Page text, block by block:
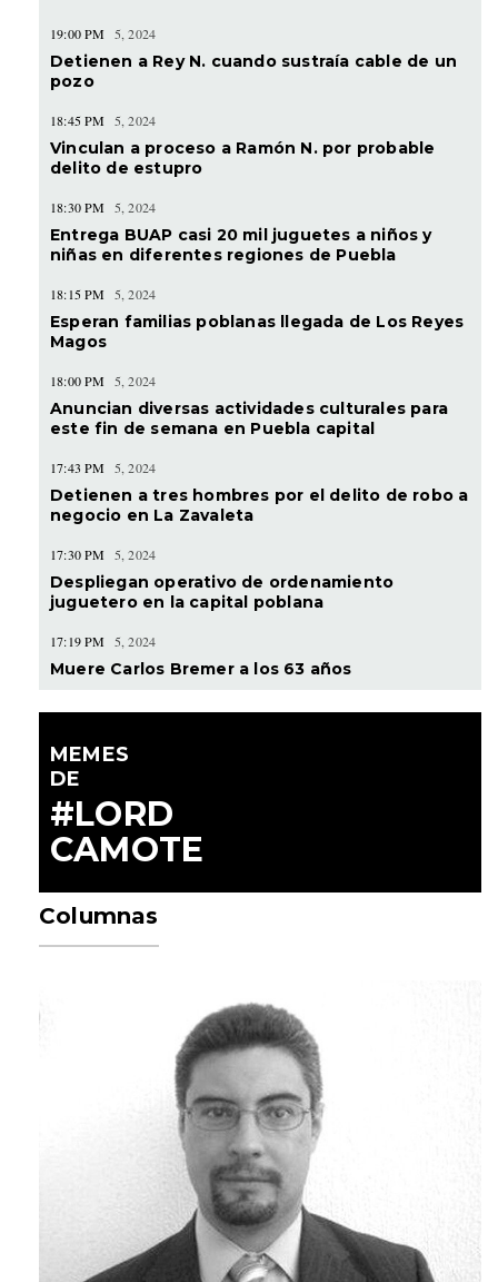
19:00 PM 5, 2024
Detienen a Rey N. cuando sustraía cable de un
pozo
18:45 PM 5, 2024
Vinculan a proceso a Ramón N. por probable
delito de estupro
18:30 PM 5, 2024
Entrega BUAP casi 20 mil juguetes a niños y
niñas en diferentes regiones de Puebla
18:15 PM 5, 2024
Esperan familias poblanas llegada de Los Reyes
Magos
18:00 PM 5, 2024
Anuncian diversas actividades culturales para
este fin de semana en Puebla capital
17:43 PM 5, 2024
Detienen a tres hombres por el delito de robo a
negocio en La Zavaleta
17:30 PM 5, 2024
Despliegan operativo de ordenamiento
juguetero en la capital poblana
17:19 PM 5, 2024
Muere Carlos Bremer a los 63 años
MEMES
DE
#LORD
CAMOTE
Columnas